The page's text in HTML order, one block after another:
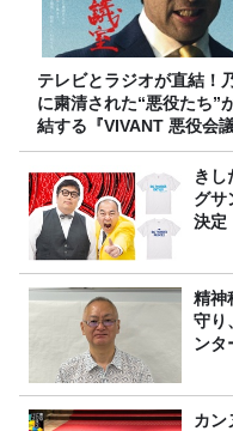
テレビとラジオが直結！
に粛清された“悪役たち”
結する『VIVANT 悪役会
7/26(日)23時スタート！
きし
グサ
決定
精神
守り
ンタ
カン